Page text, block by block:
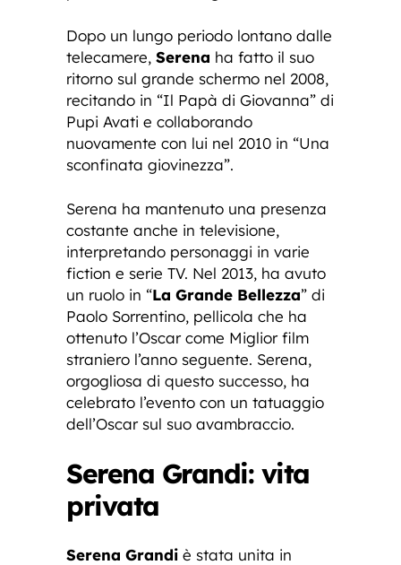
Dopo un lungo periodo lontano dalle
telecamere, Serena ha fatto il suo
ritorno sul grande schermo nel 2008,
recitando in “Il Papà di Giovanna” di
Pupi Avati e collaborando
nuovamente con lui nel 2010 in “Una
sconfinata giovinezza”.
Serena ha mantenuto una presenza
costante anche in televisione,
interpretando personaggi in varie
fiction e serie TV. Nel 2013, ha avuto
un ruolo in “La Grande Bellezza” di
Paolo Sorrentino, pellicola che ha
ottenuto l’Oscar come Miglior film
straniero l’anno seguente. Serena,
orgogliosa di questo successo, ha
celebrato l’evento con un tatuaggio
dell’Oscar sul suo avambraccio.
Serena Grandi: vita
privata
Serena Grandi è stata unita in